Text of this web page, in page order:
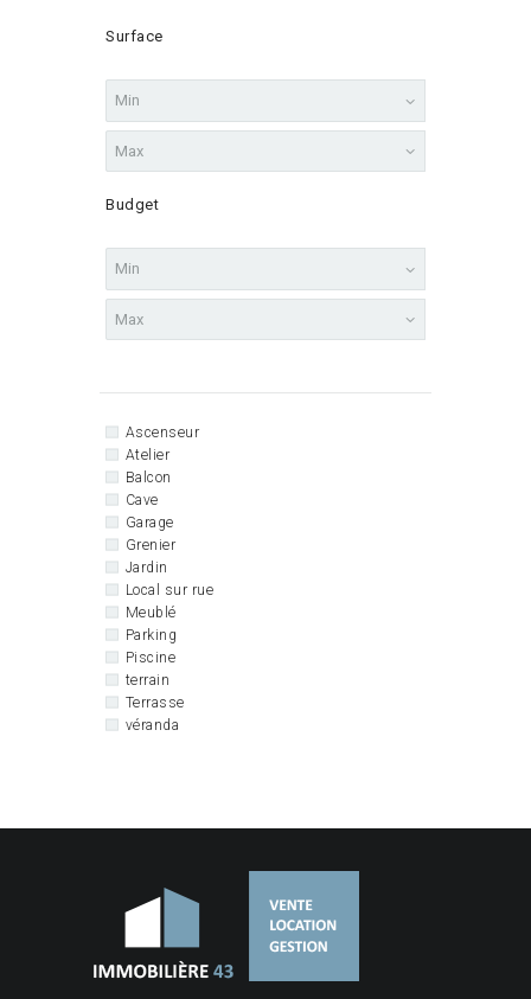
Surface
Budget
Ascenseur
Atelier
Balcon
Cave
Garage
Grenier
Jardin
Local sur rue
Meublé
Parking
Piscine
terrain
Terrasse
véranda